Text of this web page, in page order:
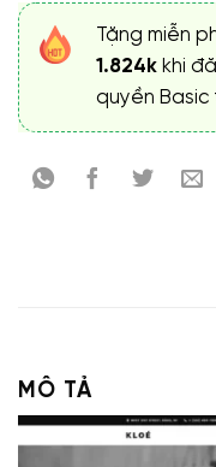
Tặng miễn
1.824k khi
quyền Basic
MÔ TẢ